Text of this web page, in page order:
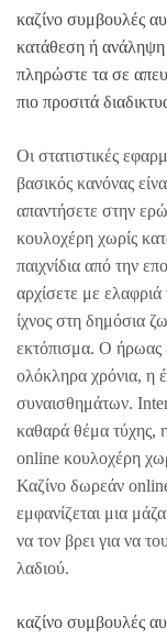
καζίνο συμβουλές
κατάθεση ή ανάληψη
πληρώστε τα σε
πιο προσιτά
Οι στατιστικές
βασικός κανόνας
απαντήσετε στην
κουλοχέρη χωρίς
παιχνίδια από την
αρχίσετε με
ίχνος στη δημόσια
εκτόπισμα. Ο ήρωας
ολόκληρα χρόνια, η
συναισθημάτων.
καθαρά θέμα τύχης,
online κουλοχέρη
Καζίνο δωρεάν
εμφανίζεται μια
να τον βρει για να
λαδιού.
καζίνο συμβουλές